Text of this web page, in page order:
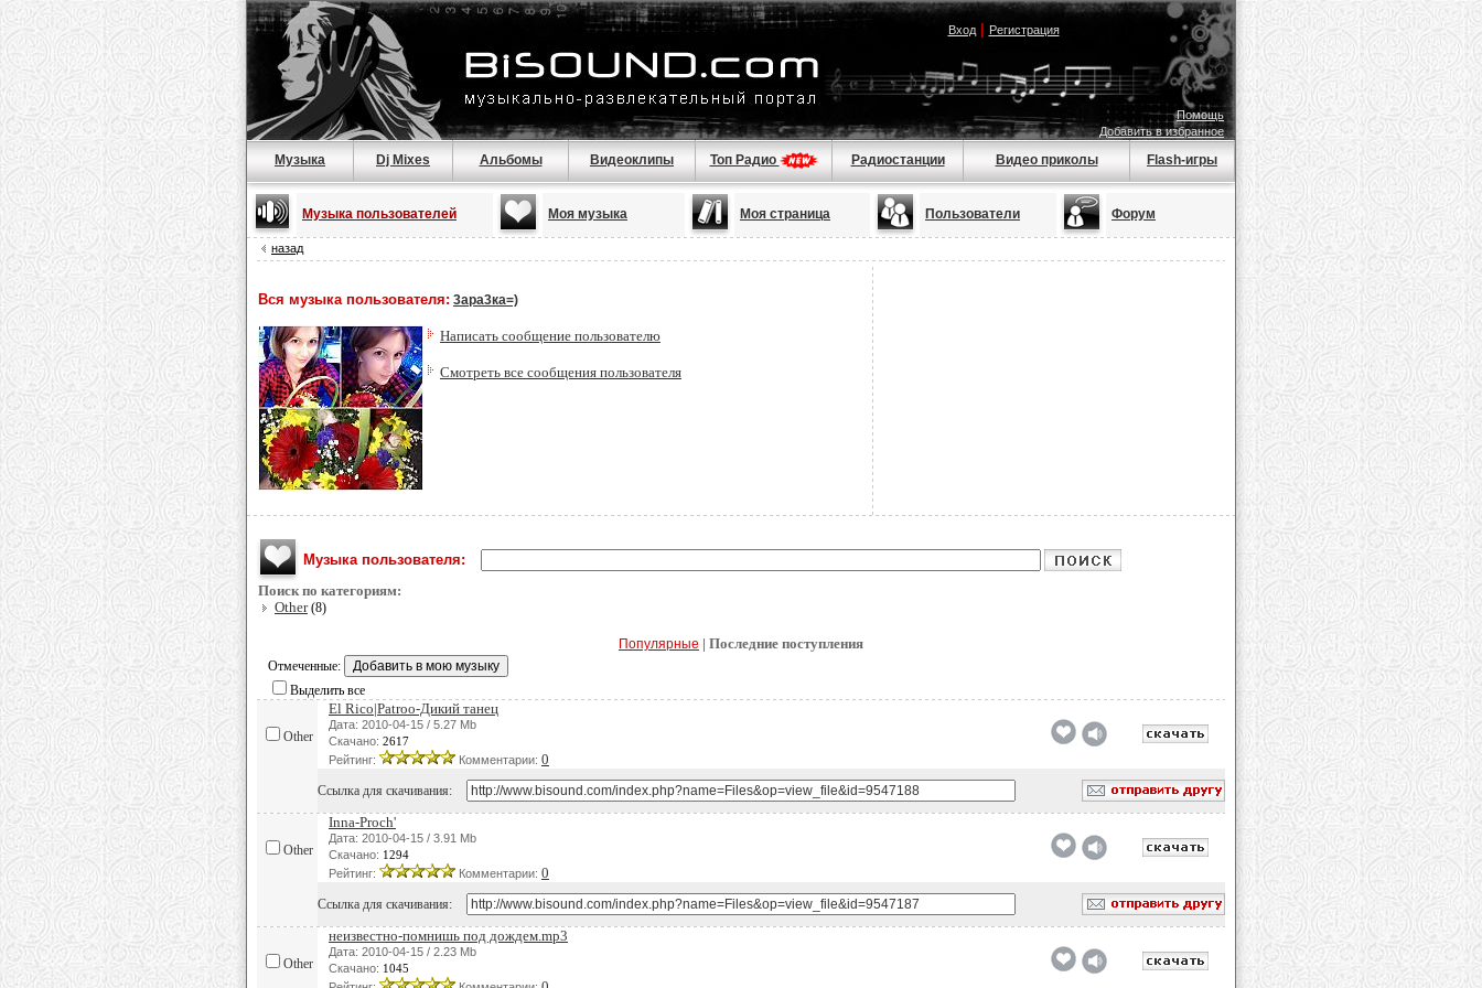
Вход| Регистрация
Помощь
Добавить в избранное
Музыка Dj Mixes Альбомы Видеоклипы Топ Радио Радиостанции Видео приколы Flash-игры
Музыка пользователей Моя музыка Моя страница Пользователи Форум
назад
Вся музыка пользователя: 3ара3ка=)
Написать сообщение пользователю
Смотреть все сообщения пользователя
Музыка пользователя:
Поиск по категориям:
Other(8)
Популярные | Последние поступления
Отмеченные:
Выделить все
Other
El Rico|Patroo-Дикий танец
Дата: 2010-04-15 / 5.27 Mb
Скачано: 2617
Рейтинг:
Комментарии: 0
Ссылка для скачивания:
Other
Inna-Proch'
Дата: 2010-04-15 / 3.91 Mb
Скачано: 1294
Рейтинг:
Комментарии: 0
Ссылка для скачивания:
Other
неизвестно-помнишь под дождем.mp3
Дата: 2010-04-15 / 2.23 Mb
Скачано: 1045